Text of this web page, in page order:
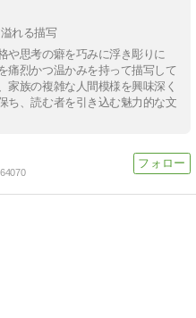
れる描写
や思考の癖を巧みに浮き彫りに
痛烈かつ温かみを持って描写して
家族の複雑な人間模様を興味深く
ち、読む者を引き込む魅力的な文
64070